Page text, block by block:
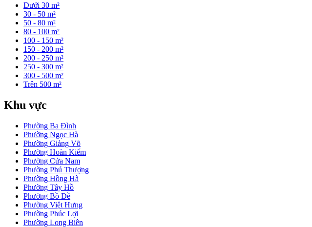
Dưới 30 m²
30 - 50 m²
50 - 80 m²
80 - 100 m²
100 - 150 m²
150 - 200 m²
200 - 250 m²
250 - 300 m²
300 - 500 m²
Trên 500 m²
Khu vực
Phường Ba Đình
Phường Ngọc Hà
Phường Giảng Võ
Phường Hoàn Kiếm
Phường Cửa Nam
Phường Phú Thượng
Phường Hồng Hà
Phường Tây Hồ
Phường Bồ Đề
Phường Việt Hưng
Phường Phúc Lợi
Phường Long Biên